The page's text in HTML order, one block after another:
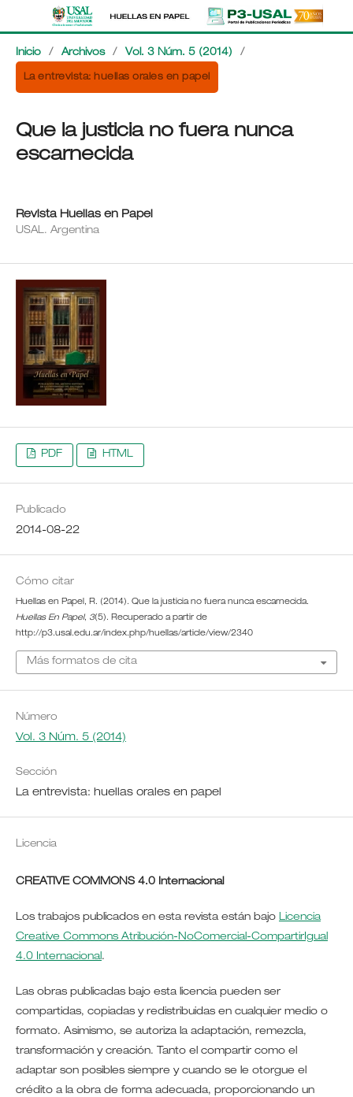
Inicio / Archivos / Vol. 3 Núm. 5 (2014) /
La entrevista: huellas orales en papel
Que la justicia no fuera nunca
escarnecida
Revista Huellas en Papel
USAL. Argentina
PDF HTML
Publicado
2014-08-22
Cómo citar
Huellas en Papel, R. (2014). Que la justicia no fuera nunca escarnecida.
Huellas En Papel, 3(5). Recuperado a partir de
http://p3.usal.edu.ar/index.php/huellas/article/view/2340
Más formatos de cita
Número
Vol. 3 Núm. 5 (2014)
Sección
La entrevista: huellas orales en papel
Licencia
CREATIVE COMMONS 4.0 Internacional
Los trabajos publicados en esta revista están bajo Licencia
Creative Commons Atribución-NoComercial-CompartirIgual
4.0 Internacional.
Las obras publicadas bajo esta licencia pueden ser
compartidas, copiadas y redistribuidas en cualquier medio o
formato. Asimismo, se autoriza la adaptación, remezcla,
transformación y creación. Tanto el compartir como el
adaptar son posibles siempre y cuando se le otorgue el
crédito a la obra de forma adecuada, proporcionando un